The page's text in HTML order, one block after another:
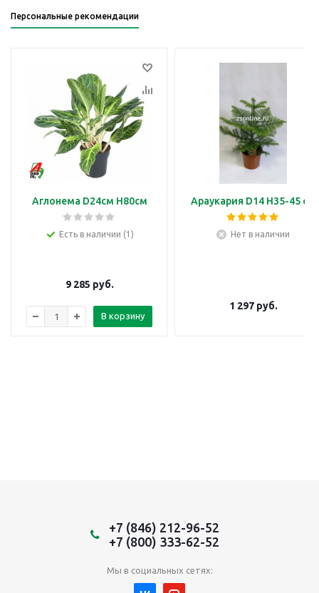
Персональные рекомендации
Аглонема D24см H80см
Есть в наличии (1)
9 285 руб.
В корзину
Араукария D14 H35-45 см
Нет в наличии
1 297руб.
+7 (846) 212-96-52
+7 (800) 333-62-52
Мы в социальных сетях: